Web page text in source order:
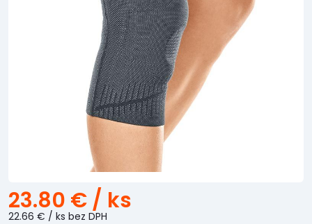
23.80 € / ks
22.66 € / ks bez DPH